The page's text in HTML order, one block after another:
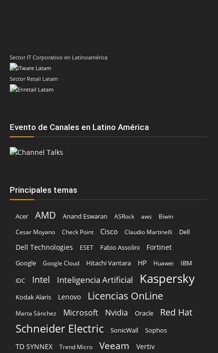
Sector IT Corporativo en Latinoamérica
Sector Retail Latam
Evento de Canales en Latino América
Principales temas
Acer AMD Anand Eswaran ASRock aws
Biwin
Cesar Moyano
Check Point Cisco Claudio Martinelli Dell
Dell Technologies ESET Fabio Assolini Fortinet
Google Google Cloud Hitachi Vantara HP Huawei IBM
IDC Intel Inteligencia Artificial Kaspersky
Kodak Alaris Lenovo Licencias OnLine
Marta Sánchez Microsoft Nvidia Oracle Red Hat
Schneider Electric SonicWall Sophos
TD SYNNEX Trend Micro Veeam Vertiv